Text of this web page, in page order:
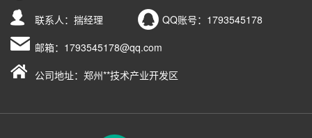
联系人：揣经理
QQ账号： 1793545178
邮箱： 1793545178@qq.com
公司地址：郑州**技术产业开发区